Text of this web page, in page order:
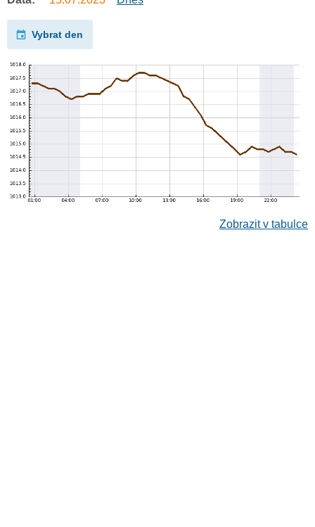
Vybrat den
Zobrazit v tabulce